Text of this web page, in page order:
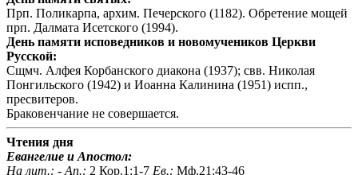
Прп. Поликарпа, архим. Печерского (1182). Обретение мощей
прп. Далмата Исетского (1994).
День памяти исповедников и новомучеников Церкви
Русской:
Сщмч. Алфея Корбанского диакона (1937); свв. Николая
Понгильского (1942) и Иоанна Калинина (1951) испп.,
пресвитеров.
Браковенчание не совершается.
Чтения дня
Евангелие и Апостол:
На лит.: - Ап.: 2 Кор.1:1-7 Ев.: Мф.21:43-46